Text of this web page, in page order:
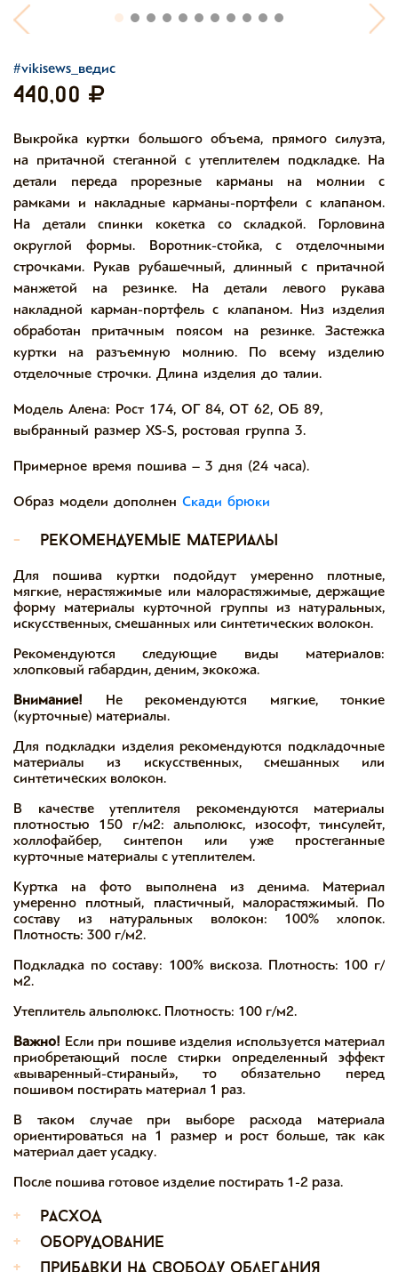
#vikisews_ведис
440,00
Выкройка куртки большого объема, прямого силуэта,
на притачной стеганной с утеплителем подкладке. На
детали переда прорезные карманы на молнии с
рамками и накладные карманы-портфели с клапаном.
На детали спинки кокетка со складкой. Горловина
округлой формы. Воротник-стойка, с отделочными
строчками. Рукав рубашечный, длинный с притачной
манжетой на резинке. На детали левого рукава
накладной карман-портфель с клапаном. Низ изделия
обработан притачным поясом на резинке. Застежка
куртки на разъемную молнию. По всему изделию
отделочные строчки. Длина изделия до талии.
Модель Алена: Рост 174, ОГ 84, ОТ 62, ОБ 89,
выбранный размер XS-S, ростовая группа 3.
Примерное время пошива – 3 дня (24 часа).
Образ модели дополнен Скади брюки
-
рекомендуемые материалы
Для пошива куртки подойдут умеренно плотные,
мягкие, нерастяжимые или малорастяжимые, держащие
форму материалы курточной группы из натуральных,
искусственных, смешанных или синтетических волокон.
Рекомендуются следующие виды материалов:
хлопковый габардин, деним, экокожа.
Внимание! Не рекомендуются мягкие, тонкие
(курточные) материалы.
Для подкладки изделия рекомендуются подкладочные
материалы из искусственных, смешанных или
синтетических волокон.
В качестве утеплителя рекомендуются материалы
плотностью 150 г/м2: альполюкс, изософт, тинсулейт,
холлофайбер, синтепон или уже простеганные
курточные материалы с утеплителем.
Куртка на фото выполнена из денима. Материал
умеренно плотный, пластичный, малорастяжимый. По
составу из натуральных волокон: 100% хлопок.
Плотность: 300 г/м2.
Подкладка по составу: 100% вискоза. Плотность: 100 г/
м2.
Утеплитель альполюкс. Плотность: 100 г/м2.
Важно! Если при пошиве изделия используется материал
приобретающий после стирки определенный эффект
«вываренный-стираный», то обязательно перед
пошивом постирать материал 1 раз.
В таком случае при выборе расхода материала
ориентироваться на 1 размер и рост больше, так как
материал дает усадку.
После пошива готовое изделие постирать 1-2 раза.
+
расход
+
оборудование